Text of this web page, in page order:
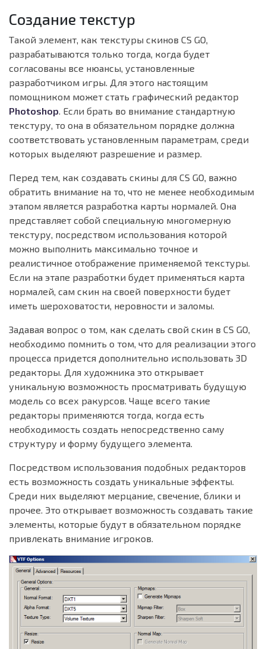
Создание текстур
Такой элемент, как текстуры скинов CS GO,
разрабатываются только тогда, когда будет
согласованы все нюансы, установленные
разработчиком игры. Для этого настоящим
помощником может стать графический редактор
Photoshop. Если брать во внимание стандартную
текстуру, то она в обязательном порядке должна
соответствовать установленным параметрам, среди
которых выделяют разрешение и размер.
Перед тем, как создавать скины для CS GO, важно
обратить внимание на то, что не менее необходимым
этапом является разработка карты нормалей. Она
представляет собой специальную многомерную
текстуру, посредством использования которой
можно выполнить максимально точное и
реалистичное отображение применяемой текстуры.
Если на этапе разработки будет применяться карта
нормалей, сам скин на своей поверхности будет
иметь шероховатости, неровности и заломы.
Задавая вопрос о том, как сделать свой скин в CS GO,
необходимо помнить о том, что для реализации этого
процесса придется дополнительно использовать 3D
редакторы. Для художника это открывает
уникальную возможность просматривать будущую
модель со всех ракурсов. Чаще всего такие
редакторы применяются тогда, когда есть
необходимость создать непосредственно саму
структуру и форму будущего элемента.
Посредством использования подобных редакторов
есть возможность создать уникальные эффекты.
Среди них выделяют мерцание, свечение, блики и
прочее. Это открывает возможность создавать такие
элементы, которые будут в обязательном порядке
привлекать внимание игроков.